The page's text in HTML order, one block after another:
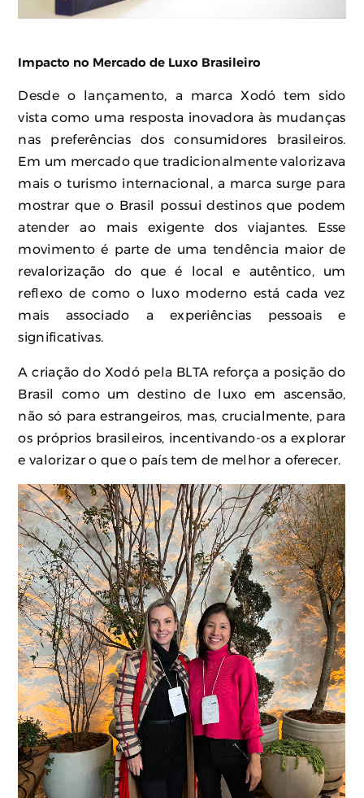
Impacto no Mercado de Luxo Brasileiro
Desde o lançamento, a marca Xodó tem sido
vista como uma resposta inovadora às mudanças
nas preferências dos consumidores brasileiros.
Em um mercado que tradicionalmente valorizava
mais o turismo internacional, a marca surge para
mostrar que o Brasil possui destinos que podem
atender ao mais exigente dos viajantes. Esse
movimento é parte de uma tendência maior de
revalorização do que é local e autêntico, um
reflexo de como o luxo moderno está cada vez
mais associado a experiências pessoais e
significativas.
A criação do Xodó pela BLTA reforça a posição do
Brasil como um destino de luxo em ascensão,
não só para estrangeiros, mas, crucialmente, para
os próprios brasileiros, incentivando-os a explorar
e valorizar o que o país tem de melhor a oferecer.